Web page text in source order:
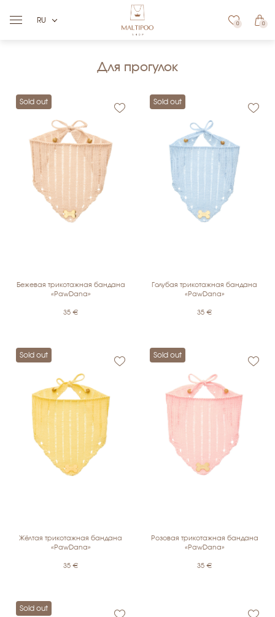
RU 0 0
Для прогулок
Sold out
Бежевая трикотажная бандана
«PawDana»
35 €
Sold out
Голубая трикотажная бандана
«PawDana»
35 €
Sold out
Жёлтая трикотажная бандана
«PawDana»
35 €
Sold out
Розовая трикотажная бандана
«PawDana»
35 €
Sold out